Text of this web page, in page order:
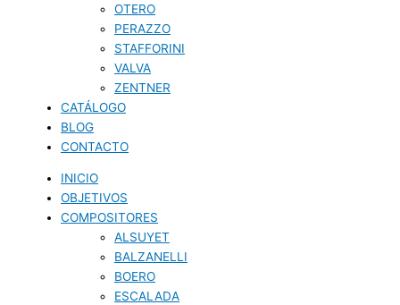
OTERO
PERAZZO
STAFFORINI
VALVA
ZENTNER
CATÁLOGO
BLOG
CONTACTO
INICIO
OBJETIVOS
COMPOSITORES
ALSUYET
BALZANELLI
BOERO
ESCALADA